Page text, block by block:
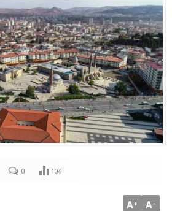
0 104
A+ A-